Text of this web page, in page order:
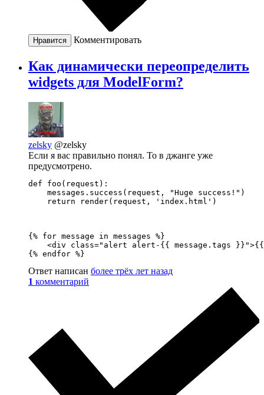
Нравится Комментировать
Как динамически переопределить
widgets для ModelForm?
zelsky @zelsky
Если я вас правильно понял. То в джанге уже
предусмотрено.
def foo(request):
    messages.success(request, "Huge success!")
    return render(request, 'index.html')
{% for message in messages %}
<div class="alert alert-{{ message.tags
{% endfor %}
Ответ написан более трёх лет назад
1 комментарий